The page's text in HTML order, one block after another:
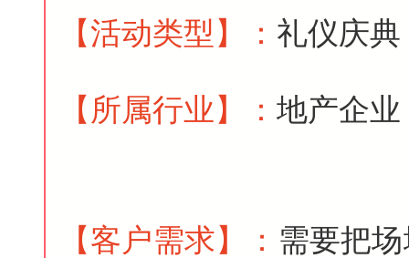
【活动类型 】 ： 礼仪庆典
【所属行业 】 ： 地产企业
【客户需求】 ： 需要把